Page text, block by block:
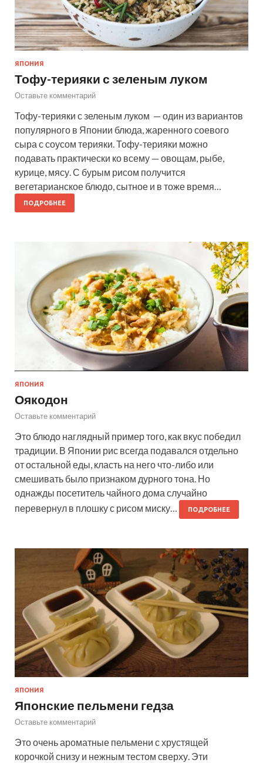
ЯПОНИЯ
Тофу-терияки с зеленым луком
Оставьте комментарий
Тофу-терияки с зеленым луком — один из вариантов
популярного в Японии блюда, жаренного соевого
сыра с соусом терияки. Тофу-терияки можно
подавать практически ко всему — овощам, рыбе,
курице, мясу. С бурым рисом получится
вегетарианское блюдо, сытное и в тоже время…
ПОДРОБНЕЕ
ЯПОНИЯ
Оякодон
Оставьте комментарий
Это блюдо наглядный пример того, как вкус победил
традиции. В Японии рис всегда подавался отдельно
от остальной еды, класть на него что-либо или
смешивать было признаком дурного тона. Но
однажды посетитель чайного дома случайно
перевернул в плошку с рисом миску…
ПОДРОБНЕЕ
ЯПОНИЯ
Японские пельмени гедза
Оставьте комментарий
Это очень ароматные пельмени с хрустящей
корочкой снизу и нежным тестом сверху. Эти